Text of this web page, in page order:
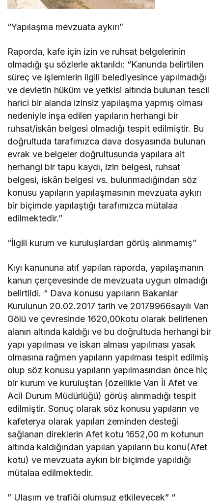
“Yapılaşma mevzuata aykırı”
Raporda, kafe için izin ve ruhsat belgelerinin
olmadığı şu sözlerle aktarıldı: “Kanunda belirtilen
süreç ve işlemlerin ilgili belediyesince yapılmadığı
ve devletin hüküm ve yetkisi altında bulunan tescil
harici bir alanda izinsiz yapılaşma yapmış olması
nedeniyle inşa edilen yapıların herhangi bir
ruhsat/iskân belgesi olmadığı tespit edilmiştir. Bu
doğrultuda tarafımızca dava dosyasında bulunan
evrak ve belgeler doğrultusunda yapılara ait
herhangi bir tapu kaydı, izin belgesi, ruhsat
belgesi, iskân belgesi vs. bulunmadığından söz
konusu yapıların yapılaşmasının mevzuata aykırı
bir biçimde yapılaştığı tarafımızca mütalaa
edilmektedir.”
“İlgili kurum ve kuruluşlardan görüş alınmamış”
Kıyı kanununa atıf yapılan raporda, yapılaşmanın
kanun çerçevesinde de mevzuata uygun olmadığı
belirtildi. “ Dava konusu yapıların Bakanlar
Kurulunun 20.02.2017 tarih ve 20179966sayılı Van
Gölü ve çevresinde 1620,00kotu olarak belirlenen
alanın altında kaldığı ve bu doğrultuda herhangi bir
yapı yapılması ve iskan alması yapılması yasak
olmasına rağmen yapıların yapılması tespit edilmiş
olup söz konusu yapıların yapılmasından önce hiç
bir kurum ve kuruluştan (özellikle Van İl Afet ve
Acil Durum Müdürlüğü) görüş alınmadığı tespit
edilmiştir. Sonuç olarak söz konusu yapıların ve
kafeterya olarak yapılan zeminden desteği
sağlanan direklerin Afet kotu 1652,00 m kotunun
altında kaldığından yapılan yapıların bu konu(Afet
kotu) ve mevzuata aykırı bir biçimde yapıldığı
mütalaa edilmektedir.
” Ulaşım ve trafiği olumsuz etkileyecek” “